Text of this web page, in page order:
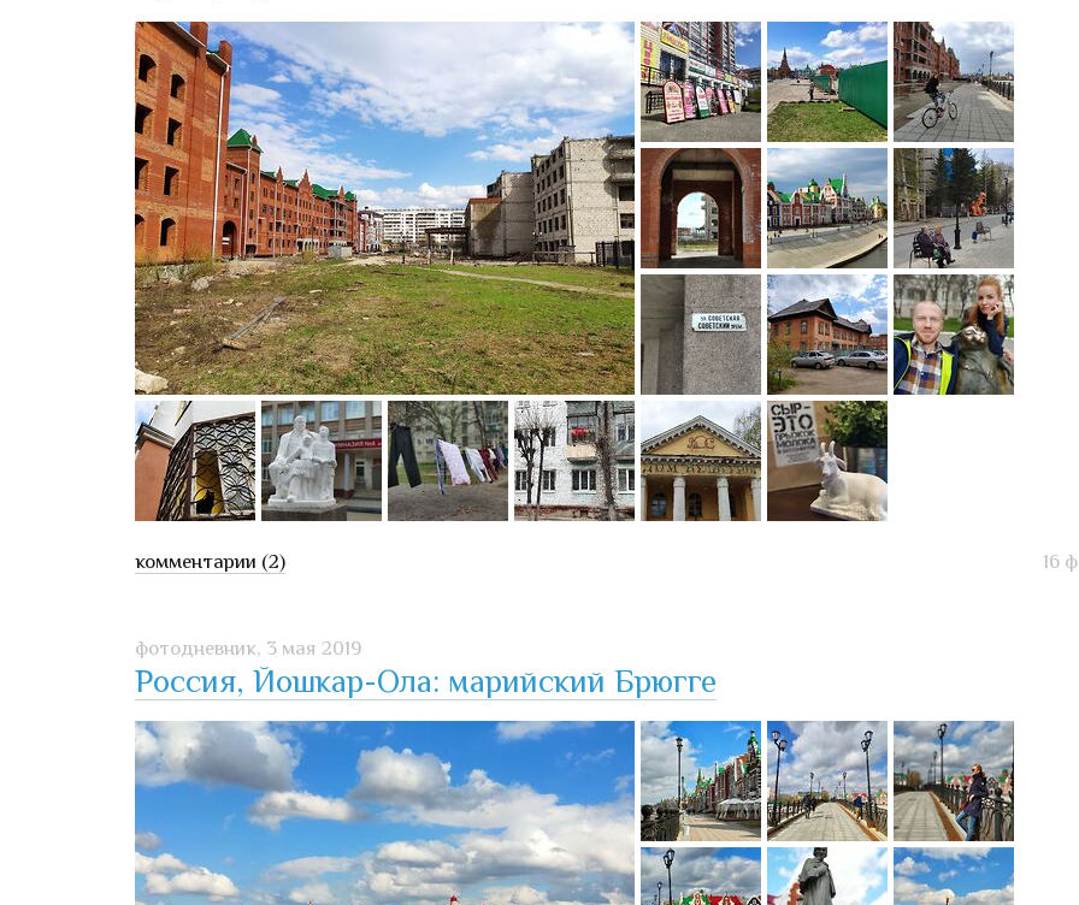
комментарии (2) 16
фотодневник, 3 мая 2019
Россия, Йошкар-Ола: марийский Брюгге